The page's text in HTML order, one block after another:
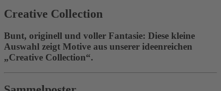
Creative Collection
Bunt, originell und voller Fantasie: Diese kleine
Auswahl zeigt Motive aus unserer ideenreichen
„Creative Collection“.